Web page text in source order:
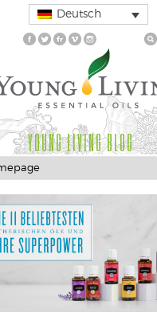
Deutsch
YOUNG LIVING BLOG